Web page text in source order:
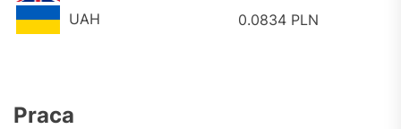
UAH
0.0834 PLN
Praca